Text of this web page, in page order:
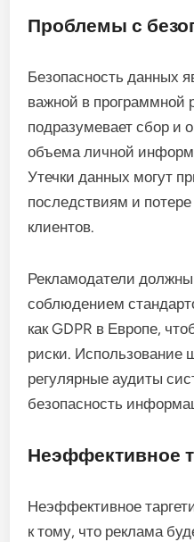
Проблемы с
Безопасность данных
важной в программной
подразумевает сбор и
объема личной
Утечки данных могут
последствиям и
клиентов.
Рекламодатели
соблюдением
как GDPR в Европе,
риски. Использование
регулярные аудиты
безопасность
Неэффективное
Неэффективное
к тому, что реклама